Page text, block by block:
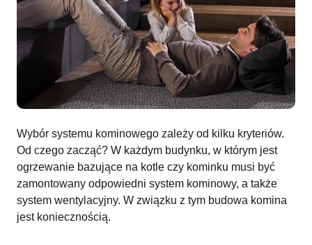
Wybór systemu kominowego zależy od kilku kryteriów.
Od czego zacząć? W każdym budynku, w którym jest
ogrzewanie bazujące na kotle czy kominku musi być
zamontowany odpowiedni system kominowy, a także
system wentylacyjny. W związku z tym budowa komina
jest koniecznością.